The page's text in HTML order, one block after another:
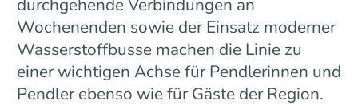
durchgehende Verbindungen an
Wochenenden sowie der Einsatz moderner
Wasserstoffbusse machen die Linie zu
einer wichtigen Achse für Pendlerinnen und
Pendler ebenso wie für Gäste der Region.